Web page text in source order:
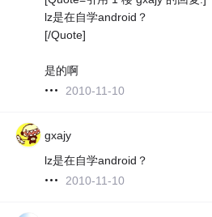
lz是在自学android？
[/Quote]
是的啊
2010-11-10
gxajy
lz是在自学android？
2010-11-10